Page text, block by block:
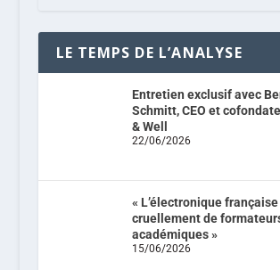
LE TEMPS DE L’ANALYSE
Entretien exclusif avec
Schmitt, CEO et
& Well
22/06/2026
« L’électronique
cruellement de
académiques »
15/06/2026